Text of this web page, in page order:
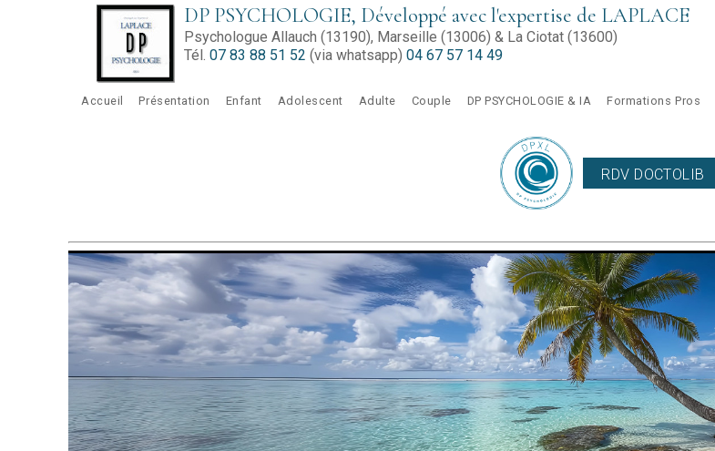
Aller au contenu principal DP PSYCHOLOGIE, Développé avec l'expertise de LAPLACE
Psychologue Allauch (13190), Marseille (13006) & La Ciotat (13600)
Tél. 07 83 88 51 52 (via whatsapp) 04 67 57 14 49
Accueil Présentation Enfant Adolescent Adulte Couple DP PSYCHOLOGIE & IA Formations Pros
RDV DOCTOLIB